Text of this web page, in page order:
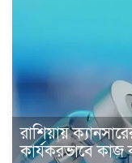
রাশিয়ায়
কার্যকরভাবে কাজ